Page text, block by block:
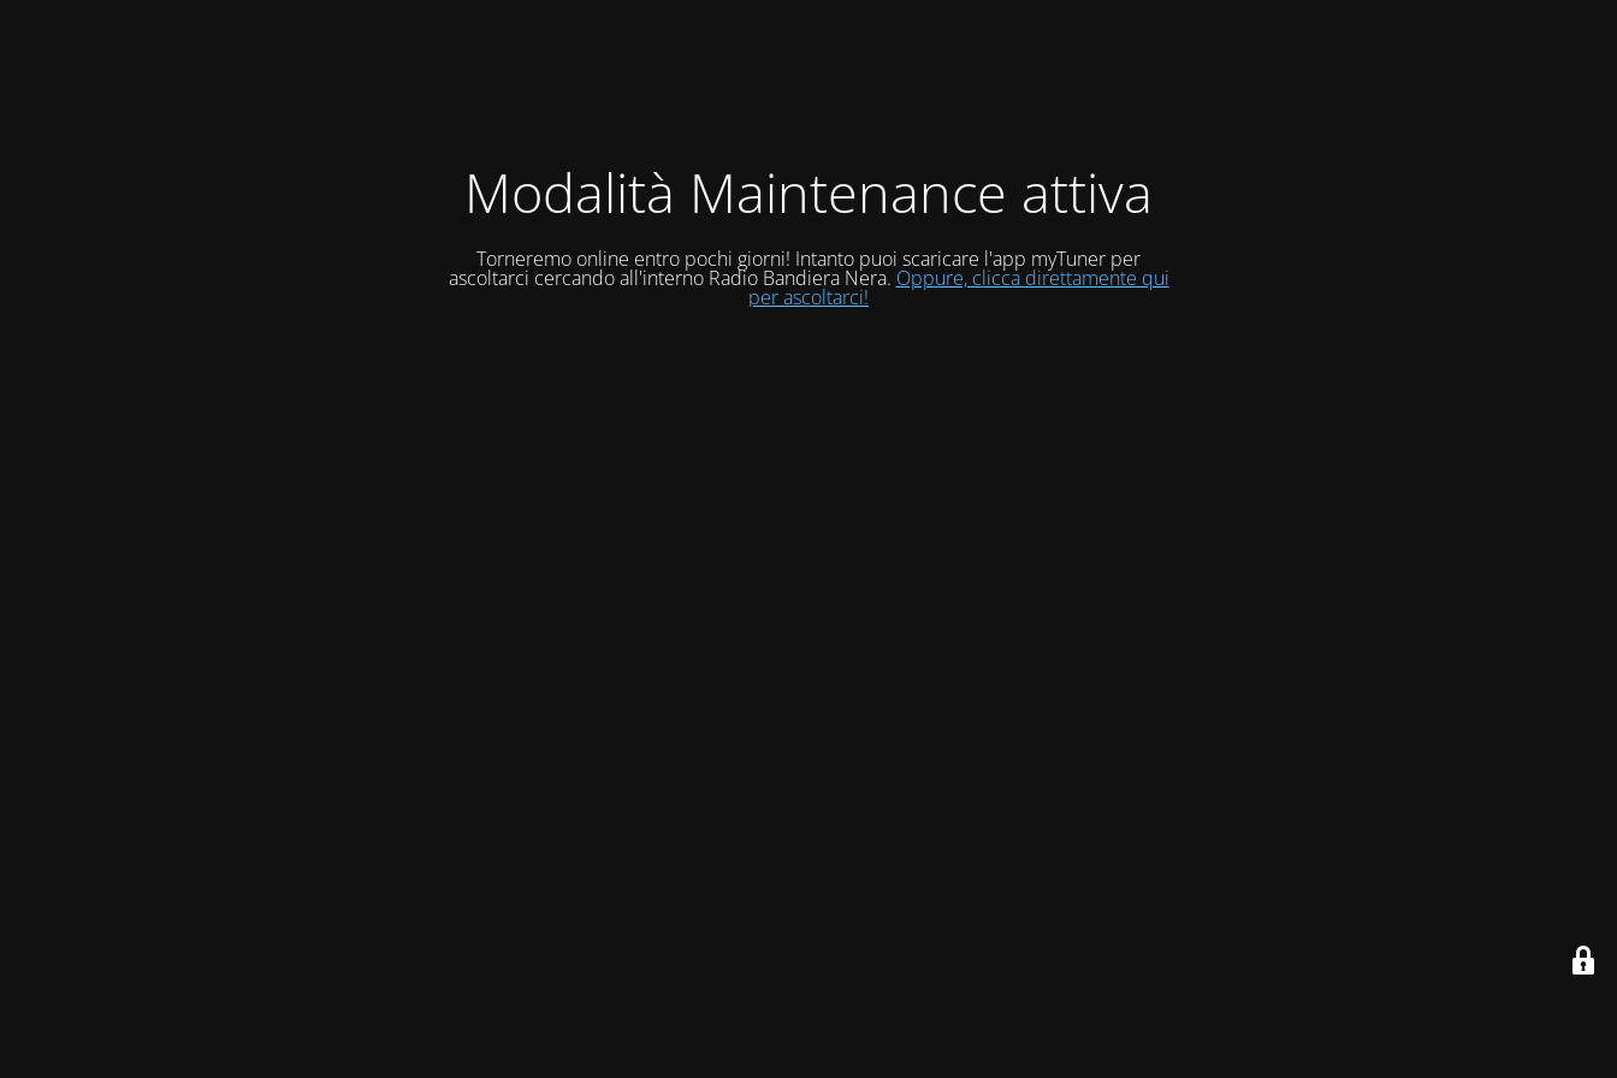
Modalità Maintenance attiva
Torneremo online entro pochi giorni! Intanto puoi scaricare l'app myTuner per
ascoltarci cercando all'interno Radio Bandiera Nera. Oppure, clicca direttamente qui
per ascoltarci!